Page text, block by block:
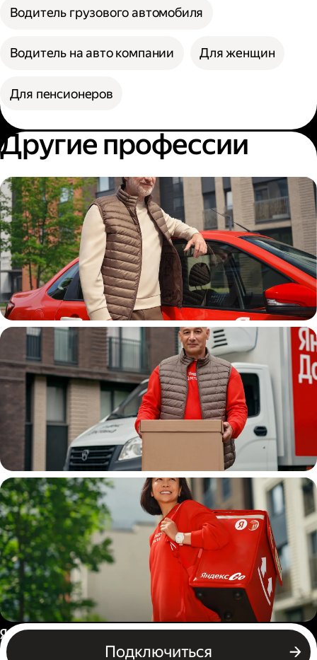
Водитель грузового автомобиля
Водитель на авто компании Для женщин
Для пенсионеров
Другие профессии
Автокурьер
Водитель
грузовой машины
Пеший курьер
Подключиться
Россия